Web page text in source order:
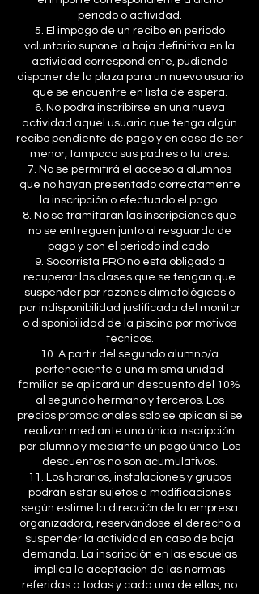
periodo o actividad.
5. El impago de un recibo en periodo
voluntario supone la baja definitiva en la
actividad correspondiente, pudiendo
disponer de la plaza para un nuevo usuario
que se encuentre en lista de espera.
6. No podrá inscribirse en una nueva
actividad aquel usuario que tenga algún
recibo pendiente de pago y en caso de ser
menor, tampoco sus padres o tutores.
7. No se permitirá el acceso a alumnos
que no hayan presentado correctamente
la inscripción o efectuado el pago.
8. No se tramitarán las inscripciones que
no se entreguen junto al resguardo de
pago y con el periodo indicado.
9. Socorrista PRO no está obligado a
recuperar las clases que se tengan que
suspender por razones climatológicas o
por indisponibilidad justificada del monitor
o disponibilidad de la piscina por motivos
técnicos.
10. A partir del segundo alumno/a
perteneciente a una misma unidad
familiar se aplicará un descuento del 10%
al segundo hermano y terceros. Los
precios promocionales solo se aplican si se
realizan mediante una única inscripción
por alumno y mediante un pago único. Los
descuentos no son acumulativos.
11. Los horarios, instalaciones y grupos
podrán estar sujetos a modificaciones
según estime la dirección de la empresa
organizadora, reservándose el derecho a
suspender la actividad en caso de baja
demanda. La inscripción en las escuelas
implica la aceptación de las normas
referidas a todas y cada una de ellas, no